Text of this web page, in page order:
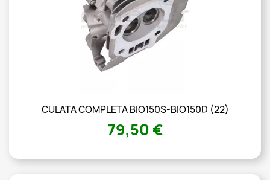
CULATA COMPLETA BIO150S-BIO150D (22)
79,50 €